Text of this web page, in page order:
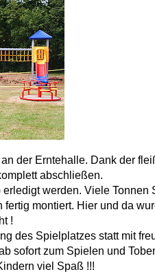
der Erntehalle. Dank der
abschließen.
werden. Viele
montiert. Hier und da
!
des Spielplatzes statt mit
sofort zum Spielen und
viel Spaß !!!